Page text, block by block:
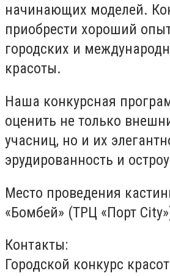
начинающих моделей.
приобрести хороший
городских и
красоты.
Наша конкурсная
оценить не только
учасниц, но и их
эрудированность и
Место проведения
«Бомбей» (ТРЦ «Порт
Контакты:
Городской конкурс